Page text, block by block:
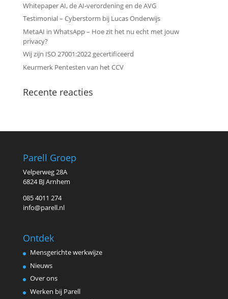
Whitepaper AI, de AI-verordening en de AVG
Testimonial – Cyberstorm bij Lucas Onderwijs
MetaAI in WhatsApp – Hoe zit het nu echt met jouw
privacy?
Wij zijn ISO 27001:2022 gecertificeerd
Keurmerk Pentesten van het CCV
Recente reacties
Parell Groep
Velperweg 28A
6824 BJ Arnhem
085 4011 274
info@parell.nl
Ontdek
Mensgerichte werkwijze
Nieuws
Over ons
Werken bij Parell